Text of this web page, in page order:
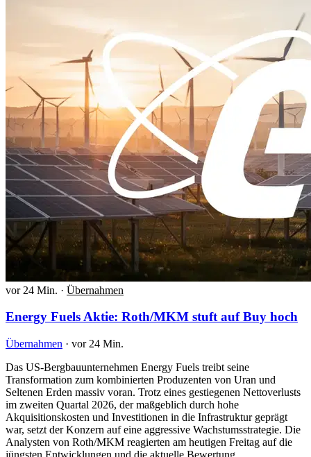
vor 24 Min. · Übernahmen
Energy Fuels Aktie: Roth/MKM stuft auf Buy hoch
Übernahmen · vor 24 Min.
Das US-Bergbauunternehmen Energy Fuels treibt seine
Transformation zum kombinierten Produzenten von Uran und
Seltenen Erden massiv voran. Trotz eines gestiegenen Nettoverlusts
im zweiten Quartal 2026, der maßgeblich durch hohe
Akquisitionskosten und Investitionen in die Infrastruktur geprägt
war, setzt der Konzern auf eine aggressive Wachstumsstrategie. Die
Analysten von Roth/MKM reagierten am heutigen Freitag auf die